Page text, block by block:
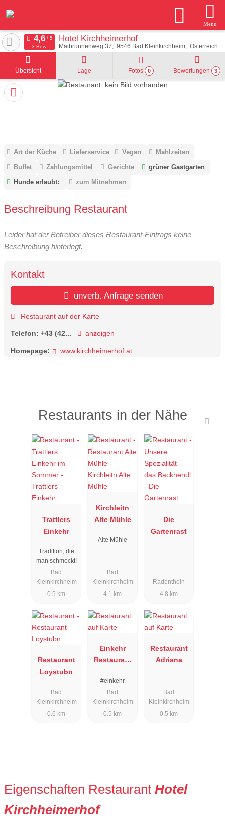
Menu
Hotel Kirchheimerhof
Maibrunnenweg 37 9546 Bad Kleinkirchheim Österreich
3 Bew.
Übersicht Lage Fotos 0 Bewertungen 3
Art der Küche Lieferservice Vegan
Mahlzeiten
Buffet
Zahlungsmittel Gerichte
grüner Gastgarten
Hunde erlaubt:
zum Mitnehmen
Beschreibung Restaurant
Leider hat der Betreiber dieses Restaurant-Eintrags keine
Beschreibung hinterlegt.
Kontakt
unverb. Anfrage senden
Restaurant auf der Karte
Telefon: +43 (42... anzeigen
Homepage: www.kirchheimerhof.at
Restaurants in der Nähe
Trattlers
Einkehr
Tradition, die
man schmeckt!
Bad
Kleinkirchheim
0.5 km
Kirchleitn
Alte Mühle
Alte Mühle
Bad
Kleinkirchheim
4.1 km
Die
Gartenrast
Radenthein
4.8 km
Restaurant
Loystubn
Bad
Kleinkirchheim
0.6 km
Einkehr
Restaurant
#einkehr
Bad
Kleinkirchheim
0.5 km
Restaurant
Adriana
Bad
Kleinkirchheim
0.5 km
Eigenschaften Restaurant Hotel
Kirchheimerhof